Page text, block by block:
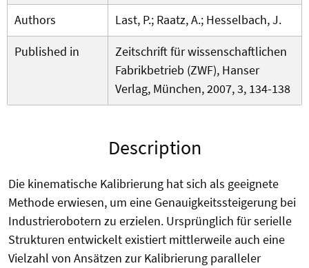
Authors
Last, P.; Raatz, A.; Hesselbach, J.
Published in
Zeitschrift für wissenschaftlichen
Fabrikbetrieb (ZWF), Hanser
Verlag, München, 2007, 3, 134-138
Description
Die kinematische Kalibrierung hat sich als geeignete
Methode erwiesen, um eine Genauigkeitssteigerung bei
Industrierobotern zu erzielen. Ursprünglich für serielle
Strukturen entwickelt existiert mittlerweile auch eine
Vielzahl von Ansätzen zur Kalibrierung paralleler